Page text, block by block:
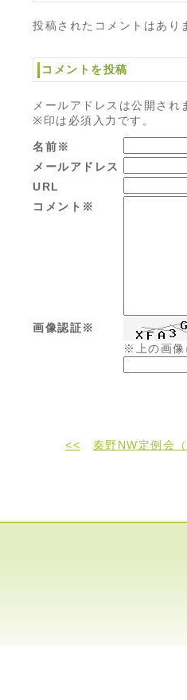
投稿されたコメントはあり
コメントを投稿
メールアドレスは公開され
※印は必須入力です。
名前※
メールアドレス
URL
コメント※
画像認証※
※上の画像
<< 秦野NW定例会